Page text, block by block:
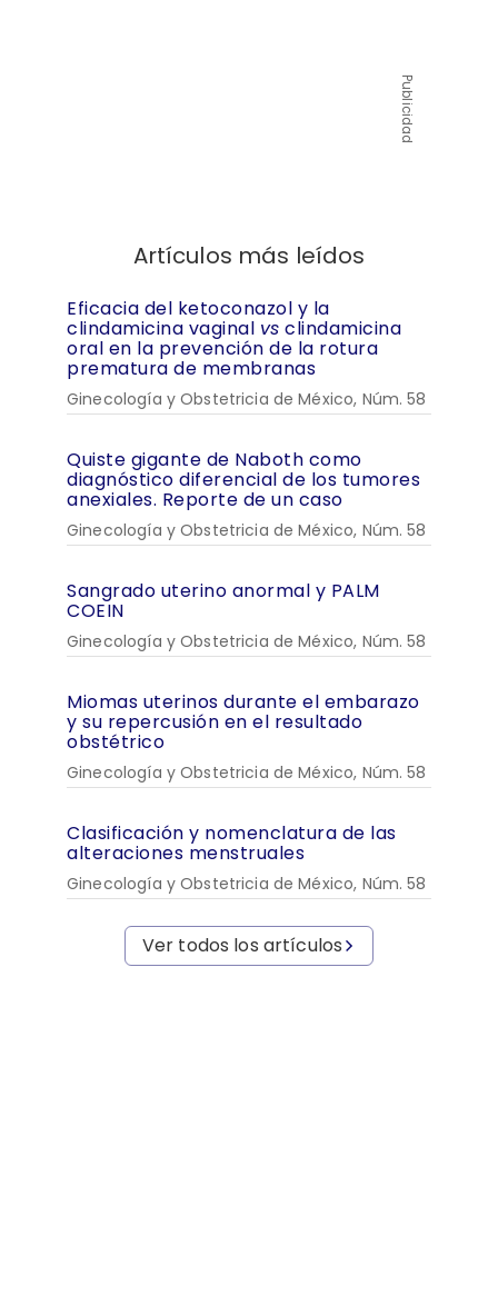
Publicidad
Artículos más leídos
Eficacia del ketoconazol y la
clindamicina vaginal vs clindamicina
oral en la prevención de la rotura
prematura de membranas
Ginecología y Obstetricia de México, Núm. 58
Quiste gigante de Naboth como
diagnóstico diferencial de los tumores
anexiales. Reporte de un caso
Ginecología y Obstetricia de México, Núm. 58
Sangrado uterino anormal y PALM
COEIN
Ginecología y Obstetricia de México, Núm. 58
Miomas uterinos durante el embarazo
y su repercusión en el resultado
obstétrico
Ginecología y Obstetricia de México, Núm. 58
Clasificación y nomenclatura de las
alteraciones menstruales
Ginecología y Obstetricia de México, Núm. 58
Ver todos los artículos